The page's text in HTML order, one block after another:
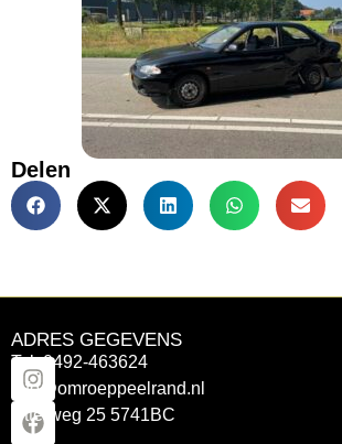
Delen
ADRES GEGEVENS
Tel: 0492-463624
info@omroeppeelrand.nl
Otterweg 25 5741BC